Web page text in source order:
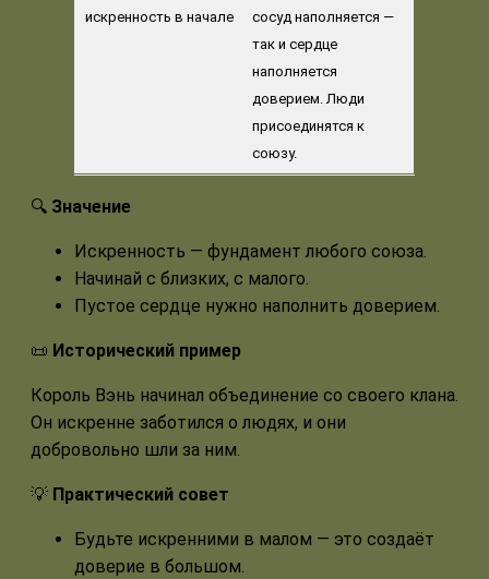
сосуд наполняется —
так и сердце
наполняется
доверием. Люди
присоединятся к
союзу.
🔍 Значение
Искренность — фундамент любого союза.
Начинай с близких, с малого.
Пустое сердце нужно наполнить доверием.
📜 Исторический пример
Король Вэнь начинал объединение со своего клана.
Он искренне заботился о людях, и они
добровольно шли за ним.
💡 Практический совет
Будьте искренними в малом — это создаёт
доверие в большом.